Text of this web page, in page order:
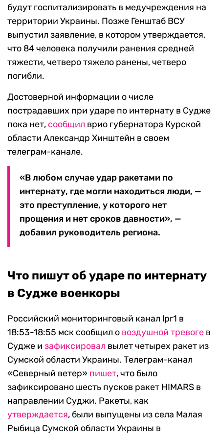
будут госпитализировать в медучреждения на
территории Украины. Позже Генштаб ВСУ
выпустил заявление, в котором утверждается,
что 84 человека получили ранения средней
тяжести, четверо тяжело ранены, четверо
погибли.
Достоверной информации о числе
пострадавших при ударе по интернату в Судже
пока нет, сообщил врио губернатора Курской
области Александр Хинштейн в своем
телеграм-канале.
«В любом случае удар ракетами по
интернату, где могли находиться люди, —
это преступление, у которого нет
прощения и нет сроков давности», —
добавил руководитель региона.
Что пишут об ударе по интернату
в Судже военкоры
Российский мониторинговый канал lpr1 в
18:53-18:55 мск сообщил о воздушной тревоге в
Судже и зафиксировал вылет четырех ракет из
Сумской области Украины. Телеграм-канал
«Северный ветер» пишет, что было
зафиксировано шесть пусков ракет HIMARS в
направлении Суджи. Ракеты, как
утверждается, были выпущены из села Малая
Рыбица Сумской области Украины в